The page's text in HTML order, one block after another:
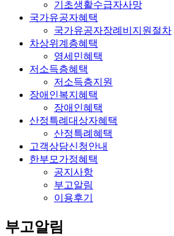
기초생활수급자사망
국가유공자혜택
국가유공자장례비지원절차
차상위계층혜택
영세민혜택
저소득층혜택
저소득층지원
장애인복지혜택
장애인혜택
산정특례대상자혜택
산정특례혜택
고객상담신청안내
한부모가정혜택
공지사항
부고알림
이용후기
부고알림